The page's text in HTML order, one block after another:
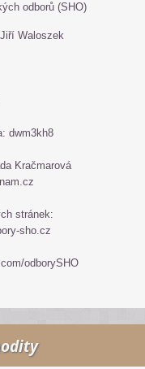
odborů (SHO)
Waloszek
dwm3kh8
Kračmarová
stránek:
sho.cz
odborySHO